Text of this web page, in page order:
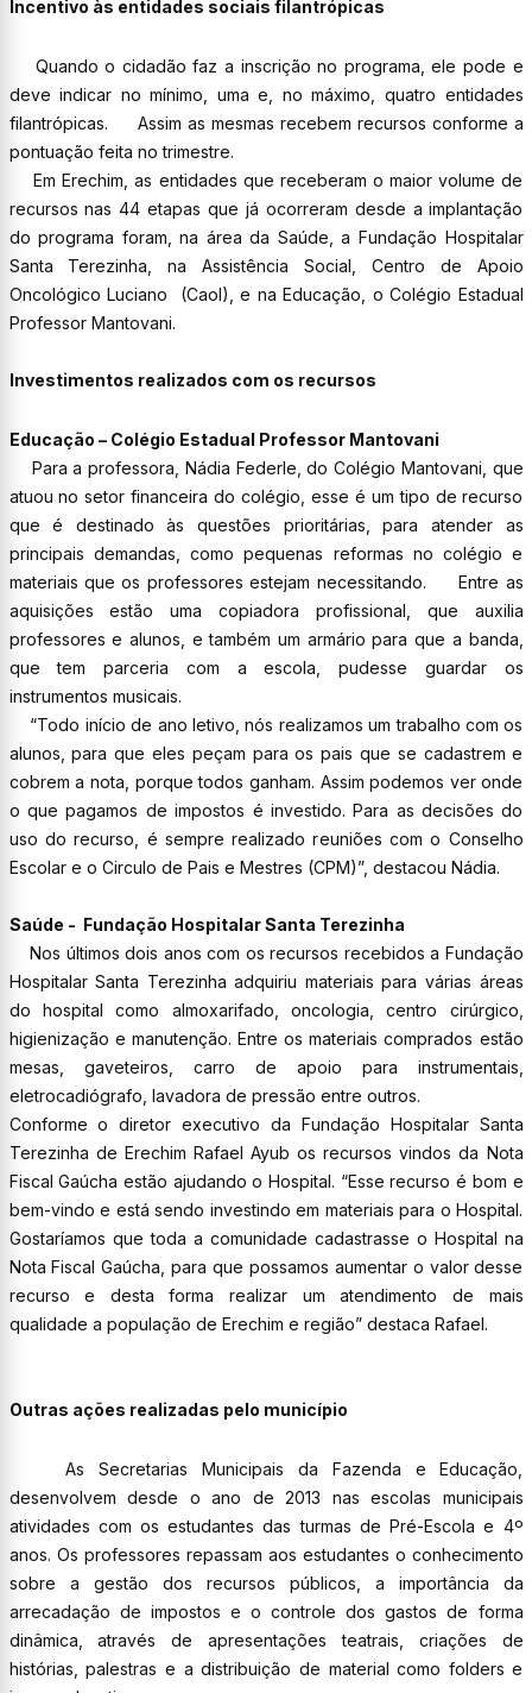
Incentivo às entidades sociais filantrópicas
Quando o cidadão faz a inscrição no programa, ele pode e
deve indicar no mínimo, uma e, no máximo, quatro entidades
filantrópicas. Assim as mesmas recebem recursos conforme a
pontuação feita no trimestre.
Em Erechim, as entidades que receberam o maior volume de
recursos nas 44 etapas que já ocorreram desde a implantação
do programa foram, na área da Saúde, a Fundação Hospitalar
Santa Terezinha, na Assistência Social, Centro de Apoio
Oncológico Luciano (Caol), e na Educação, o Colégio Estadual
Professor Mantovani.
Investimentos realizados com os recursos
Educação – Colégio Estadual Professor Mantovani
Para a professora, Nádia Federle, do Colégio Mantovani, que
atuou no setor financeira do colégio, esse é um tipo de recurso
que é destinado às questões prioritárias, para atender as
principais demandas, como pequenas reformas no colégio e
materiais que os professores estejam necessitando. Entre as
aquisições estão uma copiadora profissional, que auxilia
professores e alunos, e também um armário para que a banda,
que tem parceria com a escola, pudesse guardar os
instrumentos musicais.
“Todo início de ano letivo, nós realizamos um trabalho com os
alunos, para que eles peçam para os pais que se cadastrem e
cobrem a nota, porque todos ganham. Assim podemos ver onde
o que pagamos de impostos é investido. Para as decisões do
uso do recurso, é sempre realizado reuniões com o Conselho
Escolar e o Circulo de Pais e Mestres (CPM)”, destacou Nádia.
Saúde - Fundação Hospitalar Santa Terezinha
Nos últimos dois anos com os recursos recebidos a Fundação
Hospitalar Santa Terezinha adquiriu materiais para várias áreas
do hospital como almoxarifado, oncologia, centro cirúrgico,
higienização e manutenção. Entre os materiais comprados estão
mesas, gaveteiros, carro de apoio para instrumentais,
eletrocadiógrafo, lavadora de pressão entre outros.
Conforme o diretor executivo da Fundação Hospitalar Santa
Terezinha de Erechim Rafael Ayub os recursos vindos da Nota
Fiscal Gaúcha estão ajudando o Hospital. “Esse recurso é bom e
bem-vindo e está sendo investindo em materiais para o Hospital.
Gostaríamos que toda a comunidade cadastrasse o Hospital na
Nota Fiscal Gaúcha, para que possamos aumentar o valor desse
recurso e desta forma realizar um atendimento de mais
qualidade a população de Erechim e região” destaca Rafael.
Outras ações realizadas pelo município
As Secretarias Municipais da Fazenda e Educação,
desenvolvem desde o ano de 2013 nas escolas municipais
atividades com os estudantes das turmas de Pré-Escola e 4º
anos. Os professores repassam aos estudantes o conhecimento
sobre a gestão dos recursos públicos, a importância da
arrecadação de impostos e o controle dos gastos de forma
dinâmica, através de apresentações teatrais, criações de
histórias, palestras e a distribuição de material como folders e